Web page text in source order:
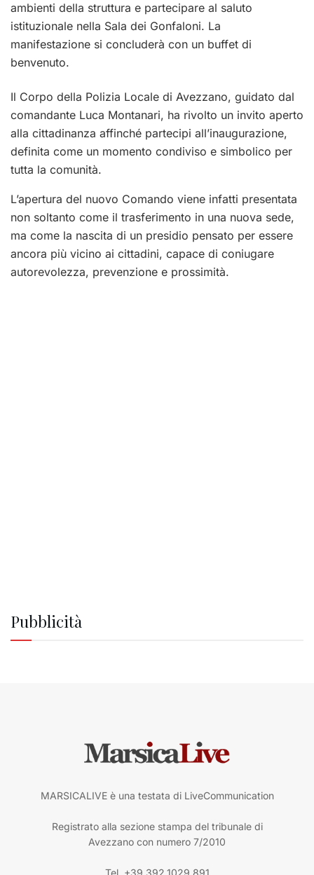
ambienti della struttura e partecipare al saluto
istituzionale nella Sala dei Gonfaloni. La
manifestazione si concluderà con un buffet di
benvenuto.
Il Corpo della Polizia Locale di Avezzano, guidato dal
comandante Luca Montanari, ha rivolto un invito aperto
alla cittadinanza affinché partecipi all’inaugurazione,
definita come un momento condiviso e simbolico per
tutta la comunità.
L’apertura del nuovo Comando viene infatti presentata
non soltanto come il trasferimento in una nuova sede,
ma come la nascita di un presidio pensato per essere
ancora più vicino ai cittadini, capace di coniugare
autorevolezza, prevenzione e prossimità.
Pubblicità
MARSICALIVE è una testata di LiveCommunication
Registrato alla sezione stampa del tribunale di
Avezzano con numero 7/2010
Tel. +39.392.1029.891